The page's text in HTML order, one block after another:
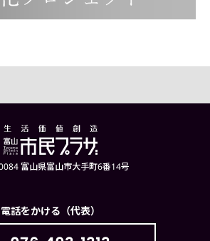
富山県富山市大手町6番14号
電話をかける（代表）